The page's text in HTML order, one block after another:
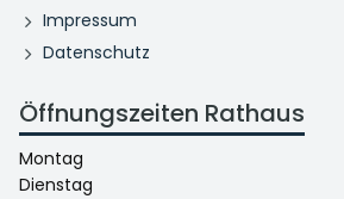
Impressum
Datenschutz
Öffnungszeiten Rathaus
Montag
Dienstag